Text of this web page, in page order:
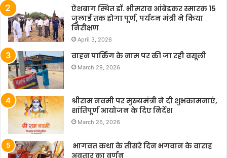
ऐशबाग स्थित डॉ. भीमराव आंबेडकर स्मारक 15
जुलाई तक होगा पूर्ण, पर्यटन मंत्री ने किया
निरीक्षण
April 3, 2026
वाहन पार्किंग के नाम पर की जा रही वसूली
March 29, 2026
श्रीराम नवमी पर मुख्यमंत्री ने दी शुभकामनाएं,
शांतिपूर्ण आयोजन के दिए निर्देश
March 26, 2026
भागवत कथा के तीसरे दिन भगवान के वाराह
अवतार का वर्णन